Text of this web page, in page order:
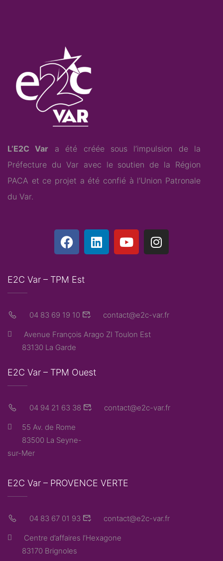
L’E2C Var a été créée sous l’impulsion de la
Préfecture du Var avec le soutien de la Région
PACA et ce projet a été confié à l’Union Patronale
du Var.
E2C Var – TPM Est
04 83 69 19 10 contact@e2c-var.fr
Avenue François Arago ZI Toulon Est
83130 La Garde
E2C Var – TPM Ouest
04 94 21 63 38 contact@e2c-var.fr
55 Av. de Rome
83500 La Seyne-
sur-Mer
E2C Var – PROVENCE VERTE
04 83 67 01 93 contact@e2c-var.fr
Centre d’affaires l’Hexagone
83170 Brignoles